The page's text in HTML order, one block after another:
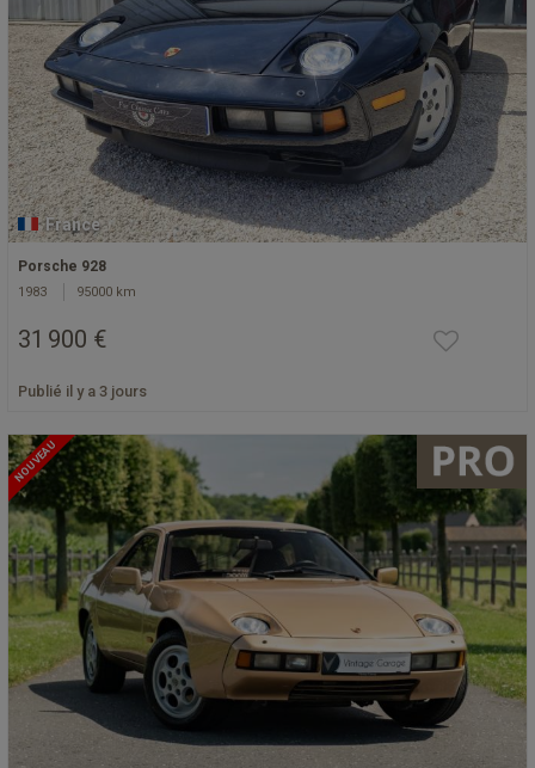
France
Porsche 928
1983 95000 km
31 900 €
Publié il y a 3 jours
NOUVEAU